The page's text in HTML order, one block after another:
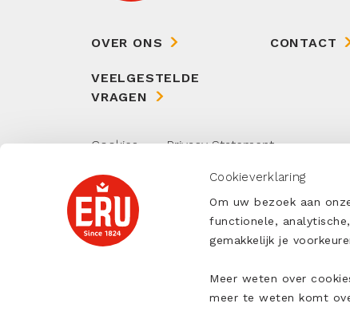
Cookieverklaring
Om uw bezoek aan
functionele,
gemakkelijk je
Meer weten over
meer te weten komt
OVER ONS
VEELGESTELDE
VRAGEN
CONTACT
Cookies
Privacy Statement
Algemene Verkoopvoorwaarden
Algemene Inkoopvoorwaarden